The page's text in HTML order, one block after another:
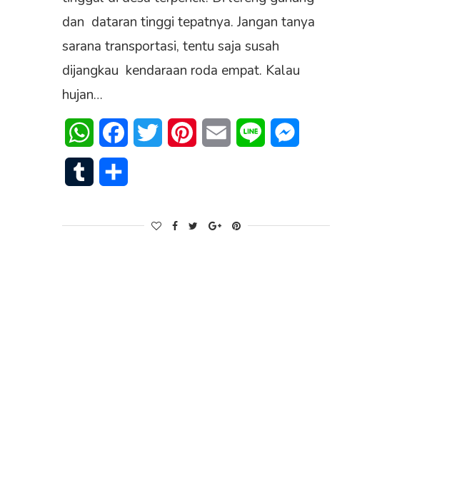
dan dataran tinggi tepatnya. Jangan tanya
sarana transportasi, tentu saja susah
dijangkau kendaraan roda empat. Kalau
hujan…
WhatsAppFacebookTwitter PinterestEmail Line
Tumblr